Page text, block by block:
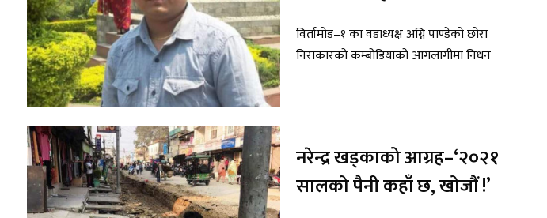
विर्तामोड–१ का वडाध्यक्ष अग्नि पाण्डेको छोरा
निराकारको कम्बोडियाको आगलागीमा निधन
नरेन्द्र खड्काको आग्रह–‘२०२१
सालको पैनी कहाँ छ, खोजौं !’